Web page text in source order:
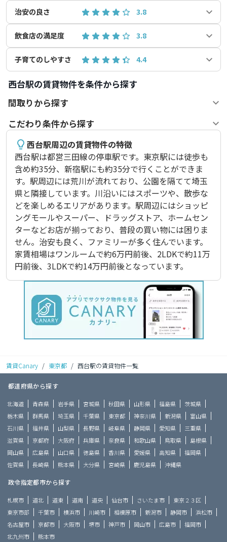
治安の良さ 3.8
飲食店の満足度 3.8
子育てのしやすさ 4.4
西台駅の賃貸物件を条件から探す
間取りから探す
こだわり条件から探す
西台駅周辺の賃貸物件の特徴
西台駅は都営三田線の停車駅です。東京駅には徒歩も
含め約35分、新宿駅にも約35分で行くことができま
す。駅周辺には荒川が流れており、公園を隔てて埼玉
県と隣接しています。川沿いにはスポーツや、散歩な
どを楽しめるエリアがあります。駅周辺にはショッピ
ングモールやスーパー、ドラッグストア、ホームセン
ターなどお店が揃っており、普段の買い物には困りま
せん。治安も良く、ファミリーが多く住んでいます。
家賃相場はワンルームで約6万円前後、2LDKで約11万
円前後、3LDKで約14万円前後となっています。
賃貸Canary / 東京都 / 西台駅の賃貸物件一覧
都道府県から探す
北海道 青森県 岩手県 宮城県 秋田県 山形県 福島県
茨城県
栃木県
群馬県 埼玉県 千葉県 東京都 神奈川県 新潟県
富山県
石川県
福井県 山梨県 長野県 岐阜県 静岡県 愛知県
三重県
滋賀県
京都府 大阪府 兵庫県 奈良県 和歌山県 鳥取県
島根県
岡山県
広島県 山口県 徳島県 香川県 愛媛県 高知県
福岡県
佐賀県
長崎県 熊本県 大分県 宮崎県 鹿児島県 沖縄県
政令指定都市から探す
札幌市 道北 道東 道南 道央 仙台市 さいたま市
東京２３区
東京市部
千葉市 横浜市 川崎市 相模原市 新潟市 静岡市
浜松市
名古屋市
京都市 大阪市 堺市 神戸市 岡山市 広島市
福岡市
北九州市
熊本市